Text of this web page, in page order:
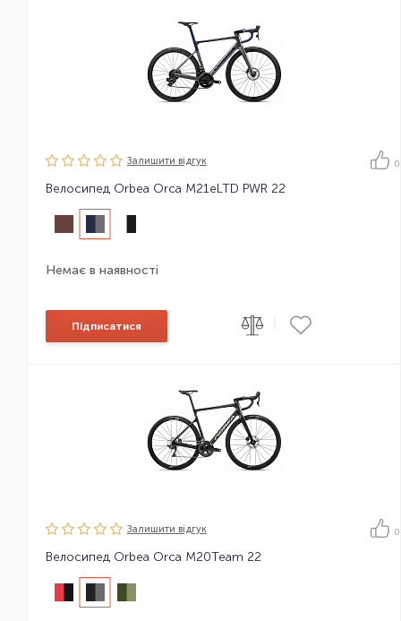
Залишити вiдгук 0
Велосипед Orbea Orca M21eLTD PWR 22
Немає в наявності
Підписатися
Залишити вiдгук 0
Велосипед Orbea Orca M20Team 22